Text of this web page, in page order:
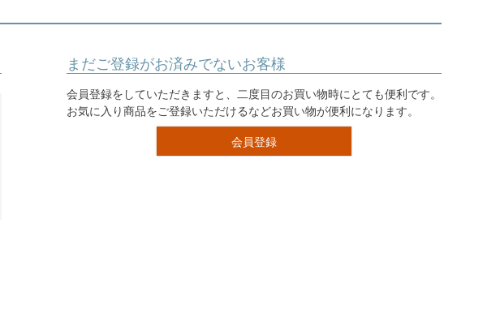
七五三・発表会・記念撮影
Web または お電話
ヘアメイク・着付け
まだご登録がお済みでないお客様
会員登録をしていただきますと、二度目のお買い物時にとても便利です。
お気に入り商品をご登録いただけるなどお買い物が便利になります。
会員登録